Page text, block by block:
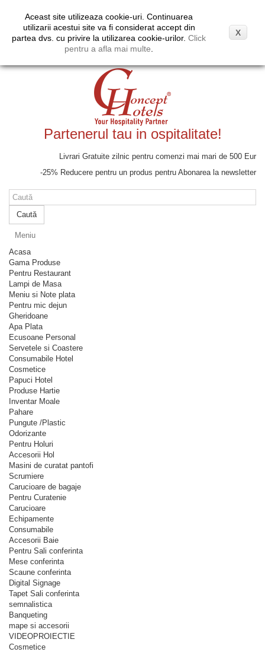
Coş
(gol)
Contul meu
Moneda:
Euro
Partenerul tau in ospitalitate!
Livrari Gratuite zilnic pentru comenzi mai mari de 500 Eur
-25% Reducere pentru un produs pentru Abonarea la newsletter
Caută
Meniu
Acasa
Gama Produse
Pentru Restaurant
Lampi de Masa
Meniu si Note plata
Pentru mic dejun
Gheridoane
Apa Plata
Ecusoane Personal
Servetele si Coastere
Consumabile Hotel
Cosmetice
Papuci Hotel
Produse Hartie
Inventar Moale
Pahare
Pungute /Plastic
Odorizante
Pentru Holuri
Accesorii Hol
Masini de curatat pantofi
Scrumiere
Carucioare de bagaje
Pentru Curatenie
Carucioare
Echipamente
Consumabile
Accesorii Baie
Pentru Sali conferinta
Mese conferinta
Scaune conferinta
Digital Signage
Tapet Sali conferinta
semnalistica
Banqueting
mape si accesorii
VIDEOPROIECTIE
Cosmetice
Aceast site utilizeaza cookie-uri. Continuarea
utilizarii acestui site va fi considerat accept din
partea dvs. cu privire la utilizarea cookie-urilor. Click
pentru a afla mai multe
X